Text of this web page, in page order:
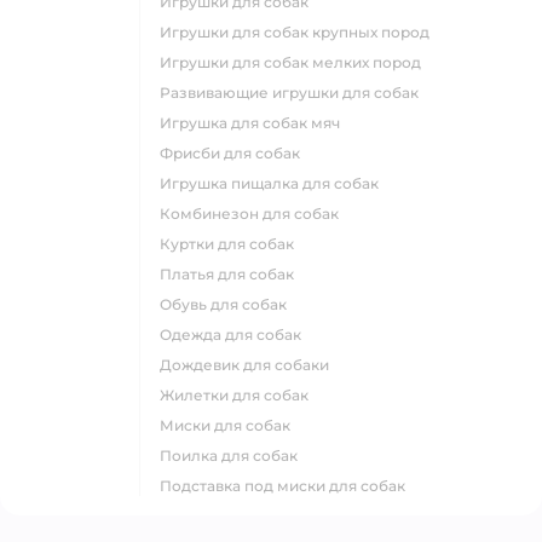
игрушки для собак крупных пород
игрушки для собак мелких пород
развивающие игрушки для собак
игрушка для собак мяч
фрисби для собак
игрушка пищалка для собак
комбинезон для собак
куртки для собак
платья для собак
обувь для собак
одежда для собак
дождевик для собаки
жилетки для собак
миски для собак
поилка для собак
подставка под миски для собак